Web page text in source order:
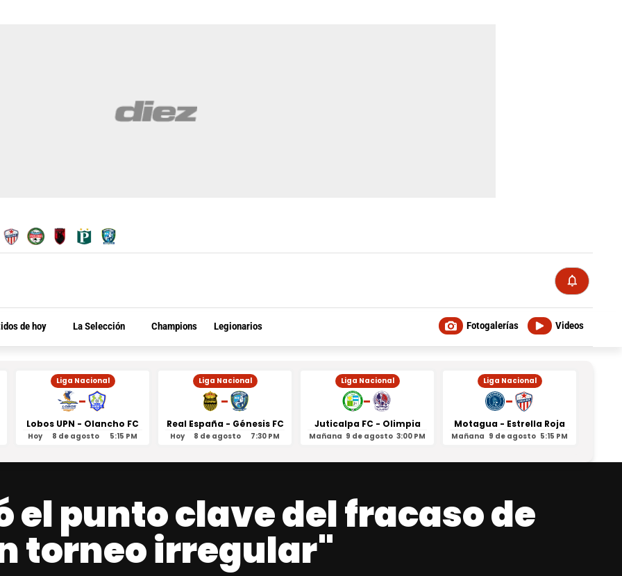
de hoy La Selección Champions Legionarios Videos
Fotogalerías
Liga Nacional
-
Lobos UPN - Olancho FC
Hoy 8 de agosto 5:15 PM
Liga Nacional
-
Real España - Génesis FC
Hoy 8 de agosto 7:30 PM
Liga Nacional
-
Juticalpa FC - Olimpia
Mañana 9 de agosto 3:00 PM
Liga Nacional
-
Motagua - Estrella Roja
Mañana 9 de agosto 5:15 PM
punto clave del fracaso de
torneo irregular"